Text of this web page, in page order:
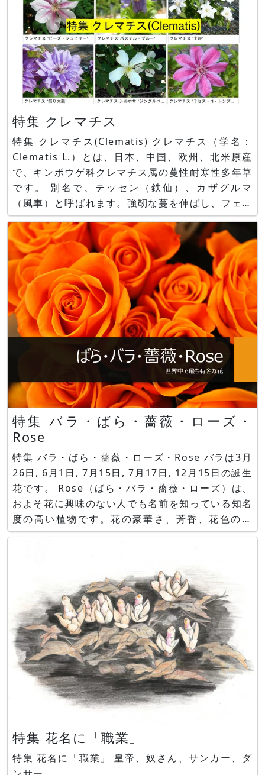
特集 クレマチス
特集 クレマチス(Clematis) クレマチス（学名：
Clematis L.）とは、日本、中国、欧州、北米原産
で、キンポウゲ科クレマチス属の蔓性耐寒性多年草
です。 別名で、テッセン（鉄仙）、カザグルマ
（風車）と呼ばれます。強靭な蔓を伸ばし、フェン
スや支柱に巻きつき沢山の花（実際には萼）を咲か
せます。 以下に、クレマチスの種類を載せまし
た。 クレマチス,クレマチス'パステル・ブルー',ク
レ
特集 バラ・ばら・薔薇・ローズ・
Rose
特集 バラ・ばら・薔薇・ローズ・Rose バラは3月
26日, 6月1日, 7月15日, 7月17日, 12月15日の誕生
花です。 Rose（ばら・バラ・薔薇・ローズ）は、
およそ花に興味のない人でも名前を知っている知名
度の高い植物です。花の豪華さ、芳香、花色の多
さ、日持ちの良さなどから’花の女王’と称されま
す。イランや、サウジアラビア、モロッコ、ブルガ
特集 花名に「職業」
特集 花名に「職業」 皇帝、奴さん、サンカー、ダ